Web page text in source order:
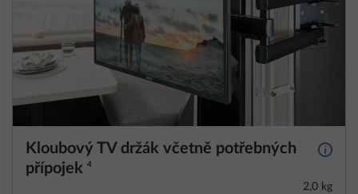
Kloubový TV držák včetně potřebných
přípojek 4
Další
2,0 kg